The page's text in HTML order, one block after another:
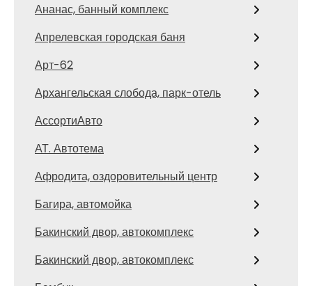
Ананас, банный комплекс
Апрелевская городская баня
Арт-62
Архангельская слобода, парк-отель
АссортиАвто
АТ. Автотема
Афродита, оздоровительный центр
Багира, автомойка
Бакинский двор, автокомплекс
Бакинский двор, автокомплекс